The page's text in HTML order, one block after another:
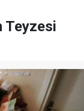
Teyzesi